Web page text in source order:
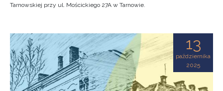
Tarnowskiej przy ul. Mościckiego 27A w Tarnowie.
13
października
2025